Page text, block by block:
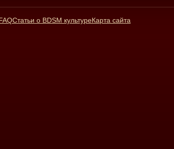
Статьи о BDSM культуреКарта сайта